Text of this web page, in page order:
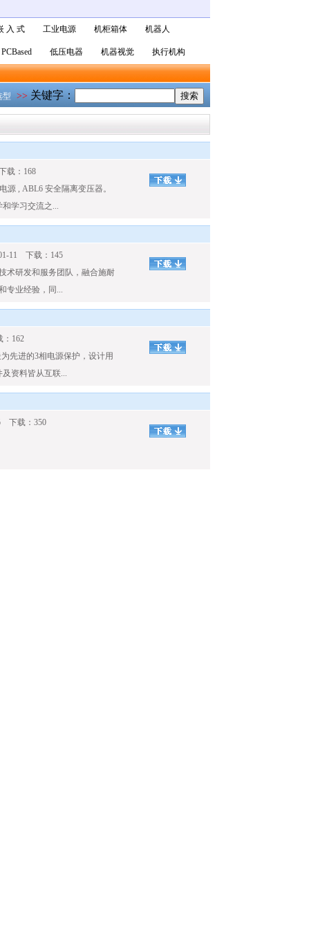
入 式 工业电源 机柜箱体 机器人
PCBased 低压电器 机器视觉 执行机构
型 >> 关键字：
载：168
源 , ABL6 安全隔离变压器。
学习交流之...
11 下载：145
术研发和服务团队，融合施耐
专业经验，同...
162
先进的3相电源保护，设计用
资料皆从互联...
下载：350